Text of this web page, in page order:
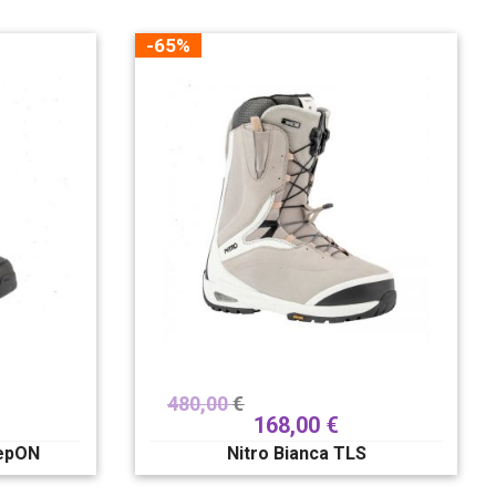
-65%
480,00€
168,00 €
Nitro Bianca TLS